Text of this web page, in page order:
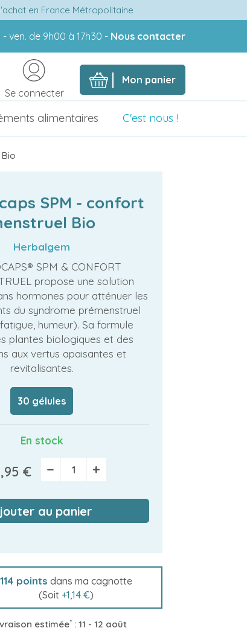
en France Métropolitaine
- ven. de 9h00 à 17h30 - Nous contacter
Mon panier
Se connecter
alimentaires C'est nous !
SPM - confort
Bio
Herbalgem
SPM & CONFORT
propose une solution
hormones pour atténuer les
du syndrome prémenstruel
humeur). Sa formule
plantes biologiques et des
aux vertus apaisantes et
revitalisantes.
30 gélules
En stock
€ − +
au panier
114 points dans ma cagnotte
(Soit +1,14 €)
estimée*: 11 - 12 août